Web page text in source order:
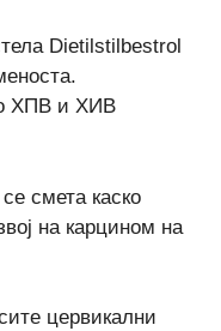
Dietilstilbestrol
ХПВ и ХИВ
смета каско
на карцином на
цервикални